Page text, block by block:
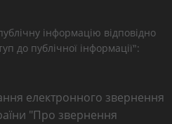
інформацію відповідно
до публічної інформації":
електронного звернення
"Про звернення